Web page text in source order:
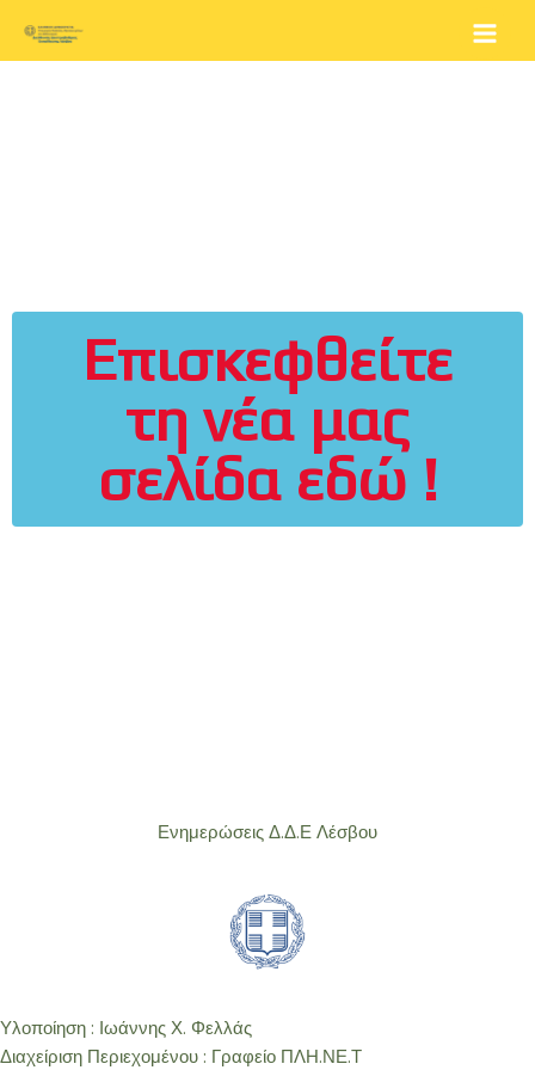
στο
Επισκεφθείτε
τη νέα μας
σελίδα εδώ !
Ενημερώσεις Δ.Δ.Ε Λέσβου
Υλοποίηση : Ιωάννης Χ. Φελλάς
Διαχείριση Περιεχομένου : Γραφείο ΠΛΗ.ΝΕ.Τ